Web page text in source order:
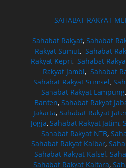
SAHABAT RAKYAT
Sahabat Rakyat, Sahabat
Rakyat Sumut, Sahabat
Rakyat Kepri,Sahabat
Rakyat Jambi, Sahabat
Sahabat Rakyat Sumsel,
Sahabat Rakyat Lampung,
Banten,Sahabat Rakyat
Jakarta, Sahabat Rakyat
Jogja, Sahabat Rakyat Jatim,
Sahabat Rakyat NTB,
Sahabat Rakyat Kalbar,
Sahabat Rakyat Kalsel,
Sahabat Rakyat Kaltara,